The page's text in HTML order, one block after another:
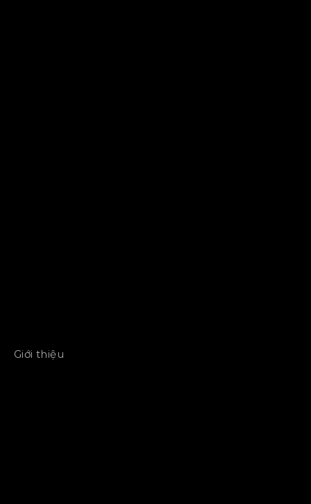
Giới thiệu